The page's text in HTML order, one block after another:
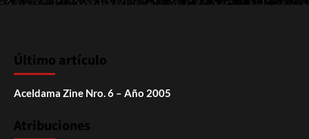
Último artículo
Aceldama Zine Nro. 6 – Año 2005
Atribuciones